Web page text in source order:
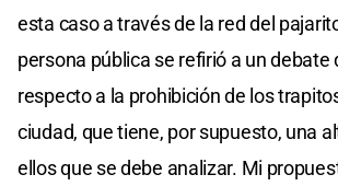
esta caso a través de la red del
persona pública se refirió a un debate
respecto a la prohibición de los
ciudad, que tiene, por supuesto, una
ellos que se debe analizar. Mi